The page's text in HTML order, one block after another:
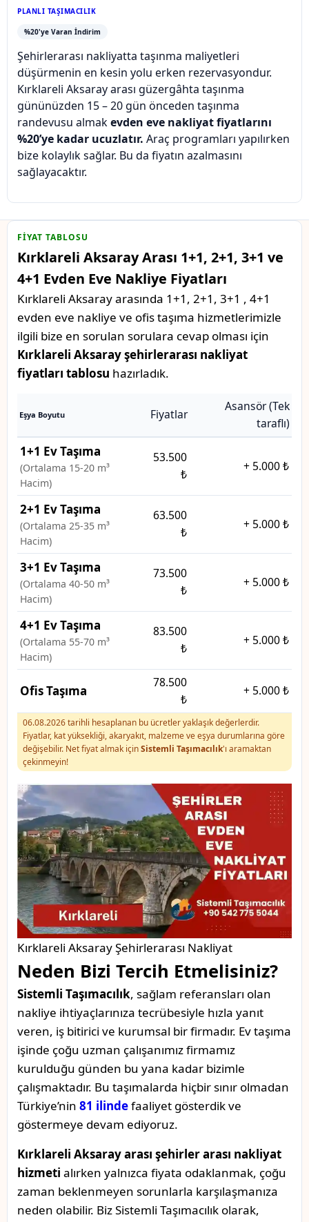
PLANLI TAŞIMACILIK
%20'ye Varan İndirim
Şehirlerarası nakliyatta taşınma maliyetleri
düşürmenin en kesin yolu erken rezervasyondur.
Kırklareli Aksaray arası güzergâhta taşınma
gününüzden 15 – 20 gün önceden taşınma
randevusu almakevden eve nakliyat fiyatlarını
%20’ye kadar ucuzlatır. Araç programları yapılırken
bize kolaylık sağlar. Bu da fiyatın azalmasını
sağlayacaktır.
FIYAT TABLOSU
Kırklareli Aksaray Arası 1+1, 2+1, 3+1 ve
4+1 Evden Eve Nakliye Fiyatları
Kırklareli Aksaray arasında 1+1, 2+1, 3+1 , 4+1
evden eve nakliye ve ofis taşıma hizmetlerimizle
ilgili bize en sorulan sorulara cevap olması için
Kırklareli Aksaray şehirlerarası nakliyat
fiyatları tablosu hazırladık.
Eşya Boyutu Fiyatlar
Asansör (Tek
taraflı)
1+1 Ev Taşıma
(Ortalama 15-20 m³
Hacim)
53.500
₺
+ 5.000 ₺
2+1 Ev Taşıma
(Ortalama 25-35 m³
Hacim)
63.500
₺
+ 5.000 ₺
3+1 Ev Taşıma
(Ortalama 40-50 m³
Hacim)
73.500
₺
+ 5.000 ₺
4+1 Ev Taşıma
(Ortalama 55-70 m³
Hacim)
83.500
₺
+ 5.000 ₺
Ofis Taşıma
78.500
₺
+ 5.000 ₺
06.08.2026 tarihli hesaplanan bu ücretler yaklaşık değerlerdir.
Fiyatlar, kat yüksekliği, akaryakıt, malzeme ve eşya durumlarına göre
değişebilir. Net fiyat almak içinSistemli Taşımacılık'ı aramaktan
çekinmeyin!
Kırklareli Aksaray Şehirlerarası Nakliyat
Neden Bizi Tercih Etmelisiniz?
Sistemli Taşımacılık, sağlam referansları olan
nakliye ihtiyaçlarınıza tecrübesiyle hızla yanıt
veren, iş bitirici ve kurumsal bir firmadır. Ev taşıma
işinde çoğu uzman çalışanımız firmamız
kurulduğu günden bu yana kadar bizimle
çalışmaktadır. Bu taşımalarda hiçbir sınır olmadan
Türkiye’nin 81 ilindefaaliyet gösterdik ve
göstermeye devam ediyoruz.
Kırklareli Aksaray arası şehirler arası nakliyat
hizmeti alırken yalnızca fiyata odaklanmak, çoğu
zaman beklenmeyen sorunlarla karşılaşmanıza
neden olabilir. Biz Sistemli Taşımacılık olarak,